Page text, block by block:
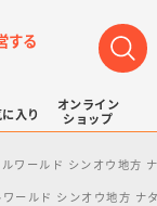
する
入り
オンライン
ショップ
ワールド シンオウ地方
ールド シンオウ地方 ナ